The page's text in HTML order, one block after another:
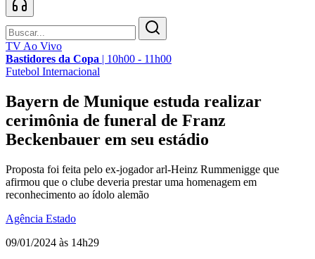
TV Ao Vivo
Bastidores da Copa | 10h00 - 11h00
Futebol Internacional
Bayern de Munique estuda realizar
cerimônia de funeral de Franz
Beckenbauer em seu estádio
Proposta foi feita pelo ex-jogador arl-Heinz Rummenigge que
afirmou que o clube deveria prestar uma homenagem em
reconhecimento ao ídolo alemão
Agência Estado
09/01/2024 às 14h29